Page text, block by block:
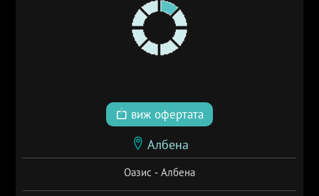
виж офертата
Албена
Оазис - Албена